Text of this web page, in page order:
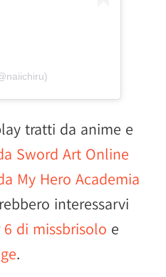
tratti da anime e
Sword Art Online
My Hero Academia
interessarvi
di missbrisolo e
.